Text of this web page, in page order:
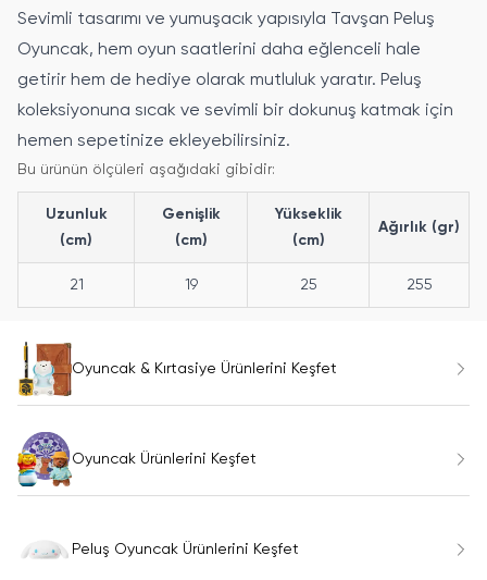
Sevimli tasarımı ve yumuşacık yapısıyla Tavşan Peluş
Oyuncak, hem oyun saatlerini daha eğlenceli hale
getirir hem de hediye olarak mutluluk yaratır. Peluş
koleksiyonuna sıcak ve sevimli bir dokunuş katmak için
hemen sepetinize ekleyebilirsiniz.
Bu ürünün ölçüleri aşağıdaki gibidir:
Uzunluk
(cm)
Genişlik
(cm)
Yükseklik
(cm)
Ağırlık (gr)
21 19 25 255
Oyuncak & Kırtasiye Ürünlerini Keşfet
Oyuncak Ürünlerini Keşfet
Peluş Oyuncak Ürünlerini Keşfet